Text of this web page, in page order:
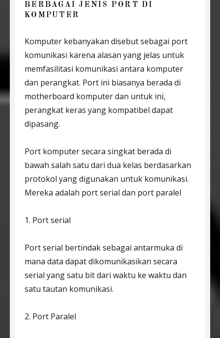
BERBAGAI JENIS PORT DI
KOMPUTER
Komputer kebanyakan disebut sebagai port
komunikasi karena alasan yang jelas untuk
memfasilitasi komunikasi antara komputer
dan perangkat. Port ini biasanya berada di
motherboard komputer dan untuk ini,
perangkat keras yang kompatibel dapat
dipasang.
Port komputer secara singkat berada di
bawah salah satu dari dua kelas berdasarkan
protokol yang digunakan untuk komunikasi.
Mereka adalah port serial dan port paralel
1. Port serial
Port serial bertindak sebagai antarmuka di
mana data dapat dikomunikasikan secara
serial yang satu bit dari waktu ke waktu dan
satu tautan komunikasi.
2. Port Paralel